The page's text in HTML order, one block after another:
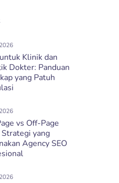
Klinik dan
Dokter: Panduan
yang Patuh
vs Off-Page
Strategi yang
Agency SEO